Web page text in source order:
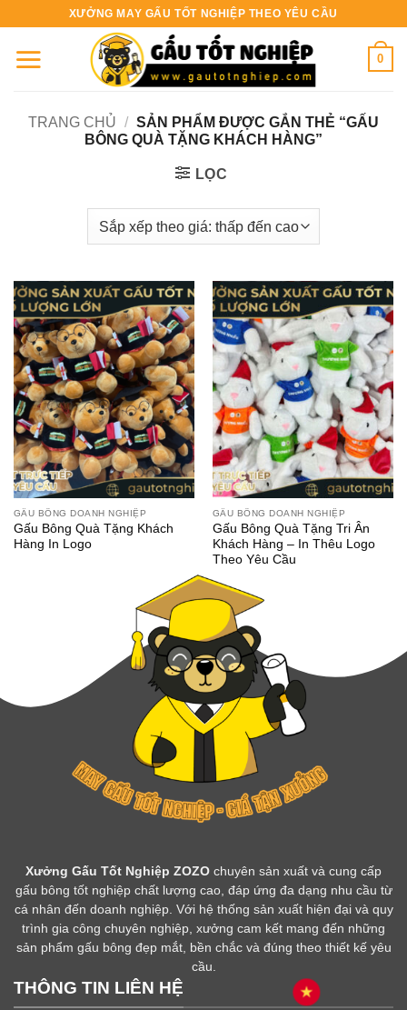
nội
XƯỞNG MAY GẤU TỐT NGHIỆP THEO YÊU CẦU
0
TRANG CHỦ / SẢN PHẨM ĐƯỢC GẮN THẺ “GẤU
BÔNG QUÀ TẶNG KHÁCH HÀNG”
LỌC
GẤU BÔNG DOANH NGHIỆP
Gấu Bông Quà Tặng Khách
Hàng In Logo
GẤU BÔNG DOANH NGHIỆP
Gấu Bông Quà Tặng Tri Ân
Khách Hàng – In Thêu Logo
Theo Yêu Cầu
Xưởng Gấu Tốt Nghiệp ZOZO chuyên sản xuất và cung cấp
gấu bông tốt nghiệp chất lượng cao, đáp ứng đa dạng nhu cầu từ
cá nhân đến doanh nghiệp. Với hệ thống sản xuất hiện đại và quy
trình gia công chuyên nghiệp, xưởng cam kết mang đến những
sản phẩm gấu bông đẹp mắt, bền chắc và đúng theo thiết kế yêu
cầu.
THÔNG TIN LIÊN HỆ